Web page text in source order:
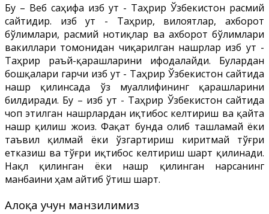
Бу – Веб саҳифа Ҳизб ут - Таҳрир Ўзбекистон расмий
сайтидир. Ҳизб ут - Таҳрир, вилоятлар, ахборот
бўлимлари, расмий нотиқлар ва ахборот бўлимлари
вакиллари томонидан чиқарилган нашрлар Ҳизб ут -
Таҳрир раъй-қарашларини ифодалайди. Булардан
бошқалари гарчи Ҳизб ут - Таҳрир Ўзбекистон сайтида
нашр қилинсада ўз муаллифининг қарашларини
билдиради. Бу – Ҳизб ут - Таҳрир Ўзбекистон сайтида
чоп этилган нашрлардан иқтибос келтириш ва қайта
нашр қилиш жоиз. Фақат бунда олиб ташламай ёки
таъвил қилмай ёки ўзгартириш киритмай тўғри
етказиш ва тўғри иқтибос келтириш шарт қилинади.
Нақл қилинган ёки нашр қилинган нарсанинг
манбаини ҳам айтиб ўтиш шарт.
Алоқа учун манзилимиз